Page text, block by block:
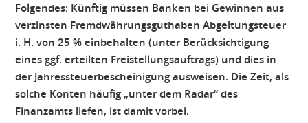
Folgendes: Künftig müssen Banken bei Gewinnen aus
verzinsten Fremdwährungsguthaben Abgeltungsteuer
i. H. von 25 % einbehalten (unter Berücksichtigung
eines ggf. erteilten Freistellungsauftrags) und dies in
der Jahressteuerbescheinigung ausweisen. Die Zeit, als
solche Konten häufig „unter dem Radar“ des
Finanzamts liefen, ist damit vorbei.